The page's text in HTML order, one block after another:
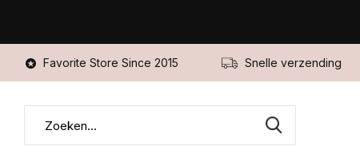
Favorite Store Since 2015 Snelle verzending